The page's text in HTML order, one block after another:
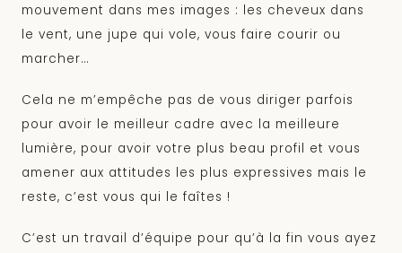
mouvement dans mes images : les cheveux dans
le vent, une jupe qui vole, vous faire courir ou
marcher…
Cela ne m’empêche pas de vous diriger parfois
pour avoir le meilleur cadre avec la meilleure
lumière, pour avoir votre plus beau profil et vous
amener aux attitudes les plus expressives mais le
reste, c’est vous qui le faîtes !
C’est un travail d’équipe pour qu’à la fin vous ayez